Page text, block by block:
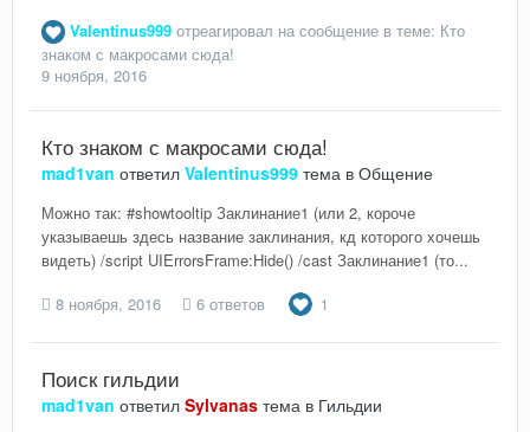
Valentinus999 отреагировал на сообщение в теме: Кто
знаком с макросами сюда!
9 ноября, 2016
Кто знаком с макросами сюда!
mad1van ответил Valentinus999 тема в Общение
Можно так: #showtooltip Заклинание1 (или 2, короче
указываешь здесь название заклинания, кд которого хочешь
видеть) /script UIErrorsFrame:Hide() /cast Заклинание1 (то...
8 ноября, 2016
6 ответов 1
Поиск гильдии
mad1van ответил Sylvanas тема в Гильдии